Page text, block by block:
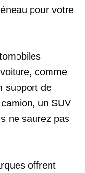
pour votre
comme
support de
un SUV
ne saurez pas
offrent